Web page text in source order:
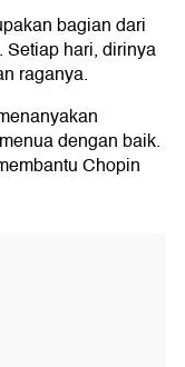
bagian dari
hari, dirinya
raganya.
dengan baik.
Chopin